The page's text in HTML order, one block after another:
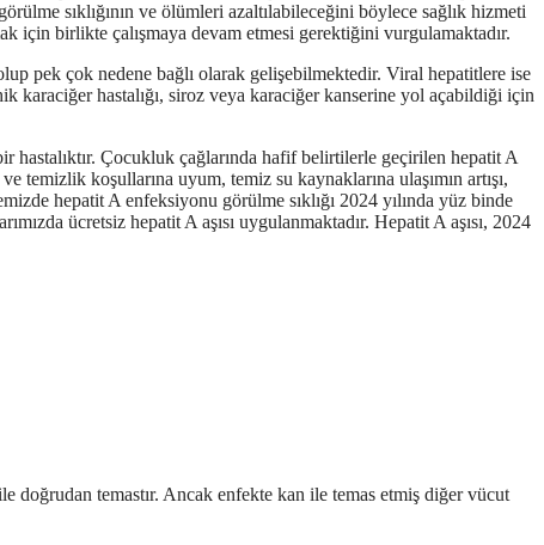
sıklığının ve ölümleri azaltılabileceğini böylece sağlık hizmeti
için birlikte çalışmaya devam etmesi gerektiğini vurgulamaktadır.
pek çok nedene bağlı olarak gelişebilmektedir. Viral hepatitlere ise
hastalığı, siroz veya karaciğer kanserine yol açabildiği için
Çocukluk çağlarında hafif belirtilerle geçirilen hepatit A
temizlik koşullarına uyum, temiz su kaynaklarına ulaşımın artışı,
hepatit A enfeksiyonu görülme sıklığı 2024 yılında yüz binde
ücretsiz hepatit A aşısı uygulanmaktadır. Hepatit A aşısı, 2024
temastır. Ancak enfekte kan ile temas etmiş diğer vücut